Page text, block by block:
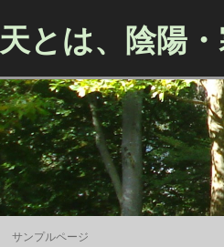
天とは、陰陽
サンプルページ